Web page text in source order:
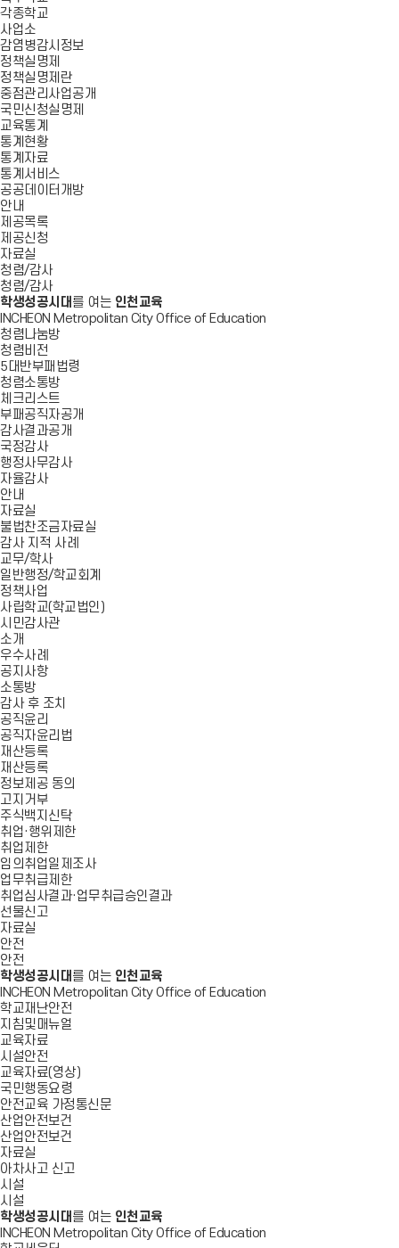
각종학교
사업소
감염병감시정보
정책실명제
정책실명제란
중점관리사업공개
국민신청실명제
교육통계
통계현황
통계자료
통계서비스
공공데이터개방
안내
제공목록
제공신청
자료실
청렴/감사
청렴/감사
학생성공시대 를 여는 인천교육
INCHEON Metropolitan City Office of Education
청렴나눔방
청렴비전
5대반부패법령
청렴소통방
체크리스트
부패공직자공개
감사결과공개
국정감사
행정사무감사
자율감사
안내
자료실
불법찬조금자료실
감사 지적 사례
교무/학사
일반행정/학교회계
정책사업
사립학교(학교법인)
시민감사관
소개
우수사례
공지사항
소통방
감사 후 조치
공직윤리
공직자윤리법
재산등록
재산등록
정보제공 동의
고지거부
주식백지신탁
취업·행위제한
취업제한
임의취업일제조사
업무취급제한
취업심사결과·업무취급승인결과
선물신고
자료실
안전
안전
학생성공시대 를 여는 인천교육
INCHEON Metropolitan City Office of Education
학교재난안전
지침및매뉴얼
교육자료
시설안전
교육자료(영상)
국민행동요령
안전교육 가정통신문
산업안전보건
산업안전보건
자료실
아차사고 신고
시설
시설
학생성공시대 를 여는 인천교육
INCHEON Metropolitan City Office of Education